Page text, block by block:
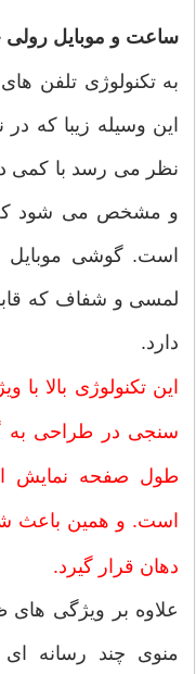
ساعت و موبایل رولی
این وسیله زیبا که
نظر می رسد با کمی
و مشخص می شود
است. گوشی موبایل
لمسی و شفاف که
دارد.
این تکنولوژی بالا
سنجی در طراحی به
طول صفحه نمایش
است. و همین باعث
دهان قرار گیرد.
علاوه بر ویژگی
منوی چند رسانه